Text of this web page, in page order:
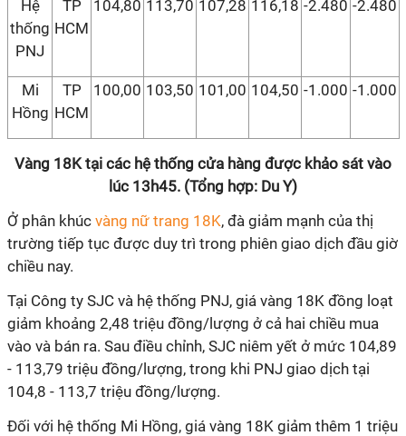
Hệ
thống
PNJ
TP
HCM
104,80 113,70 107,28 116,18 -2.480 -2.480
Mi
Hồng
TP
HCM
100,00 103,50 101,00 104,50 -1.000 -1.000
Vàng 18K tại các hệ thống cửa hàng được khảo sát vào
lúc 13h45. (Tổng hợp: Du Y)
Ở phân khúc vàng nữ trang 18K, đà giảm mạnh của thị
trường tiếp tục được duy trì trong phiên giao dịch đầu giờ
chiều nay.
Tại Công ty SJC và hệ thống PNJ, giá vàng 18K đồng loạt
giảm khoảng 2,48 triệu đồng/lượng ở cả hai chiều mua
vào và bán ra. Sau điều chỉnh, SJC niêm yết ở mức 104,89
- 113,79 triệu đồng/lượng, trong khi PNJ giao dịch tại
104,8 - 113,7 triệu đồng/lượng.
Đối với hệ thống Mi Hồng, giá vàng 18K giảm thêm 1 triệu